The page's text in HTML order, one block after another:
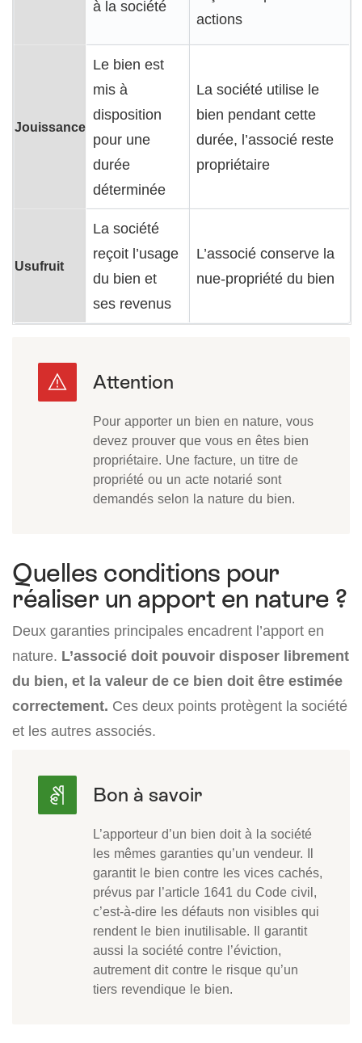
à la société
actions
Jouissance
Le bien est
mis à
disposition
pour une
durée
déterminée
La société utilise le
bien pendant cette
durée, l’associé reste
propriétaire
Usufruit
La société
reçoit l’usage
du bien et
ses revenus
L’associé conserve la
nue-propriété du bien
Pour apporter un bien en nature, vous
devez prouver que vous en êtes bien
propriétaire. Une facture, un titre de
propriété ou un acte notarié sont
demandés selon la nature du bien.
Quelles conditions pour
réaliser un apport en nature ?
Deux garanties principales encadrent l’apport en
nature. L’associé doit pouvoir disposer librement
du bien, et la valeur de ce bien doit être estimée
correctement. Ces deux points protègent la société
et les autres associés.
L’apporteur d’un bien doit à la société
les mêmes garanties qu’un vendeur. Il
garantit le bien contre les vices cachés,
prévus par l’article 1641 du Code civil,
c’est-à-dire les défauts non visibles qui
rendent le bien inutilisable. Il garantit
aussi la société contre l’éviction,
autrement dit contre le risque qu’un
tiers revendique le bien.